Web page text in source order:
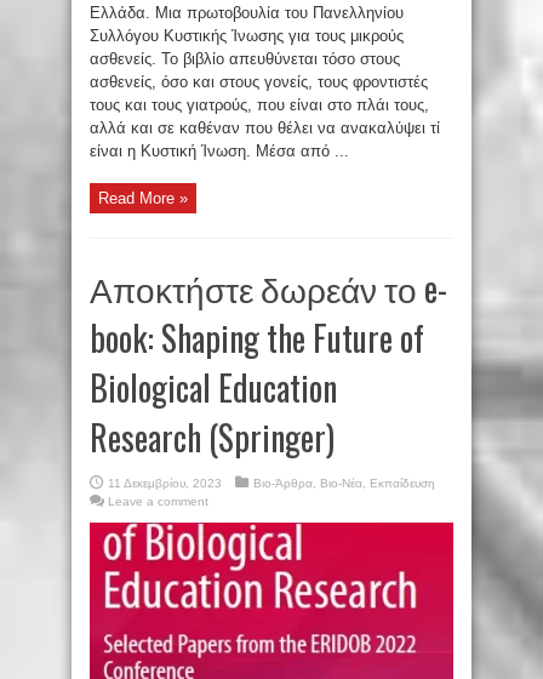
Ελλάδα. Mια πρωτοβουλία του Πανελληνίου
Συλλόγου Κυστικής Ίνωσης για τους μικρούς
ασθενείς. Το βιβλίο απευθύνεται τόσο στους
ασθενείς, όσο και στους γονείς, τους φροντιστές
τους και τους γιατρούς, που είναι στο πλάι τους,
αλλά και σε καθέναν που θέλει να ανακαλύψει τί
είναι η Κυστική Ίνωση. Μέσα από ...
Read More »
Αποκτήστε δωρεάν το e-
book: Shaping the Future of
Biological Education
Research (Springer)
11 Δεκεμβρίου, 2023 Βιο-Άρθρα Βιο-Νέα
Εκπαίδευση
Leave a comment